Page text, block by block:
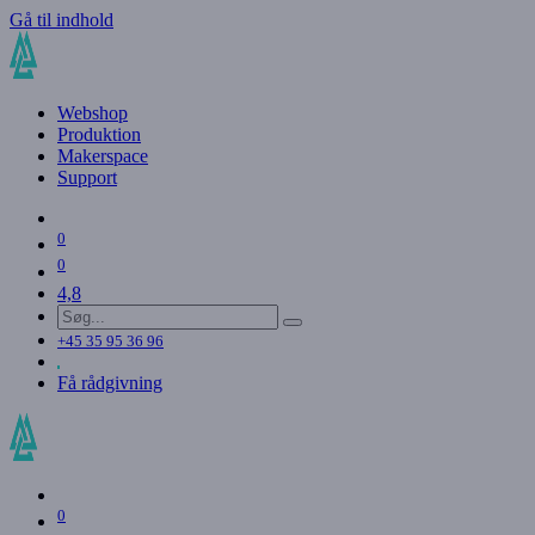
Gå til indhold
Webshop
Produktion
Makerspace
Support
0
0
4,8
+45 35 95 36 96
Få rådgivning
0